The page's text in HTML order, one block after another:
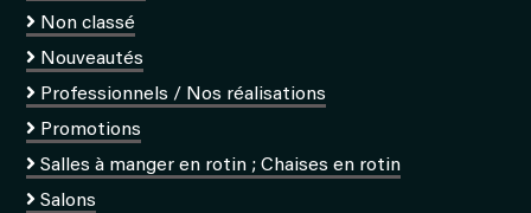
Non classé
Nouveautés
Professionnels / Nos réalisations
Promotions
Salles à manger en rotin ; Chaises en rotin
Salons